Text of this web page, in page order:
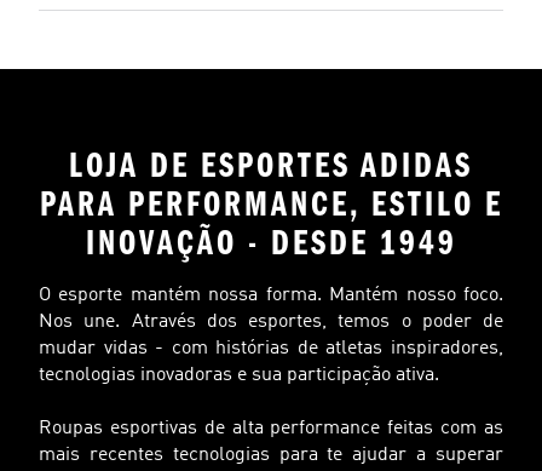
LOJA DE ESPORTES ADIDAS
PARA PERFORMANCE, ESTILO E
INOVAÇÃO - DESDE 1949
O esporte mantém nossa forma. Mantém nosso foco.
Nos une. Através dos esportes, temos o poder de
mudar vidas - com histórias de atletas inspiradores,
tecnologias inovadoras e sua participação ativa.
Roupas esportivas de alta performance feitas com as
mais recentes tecnologias para te ajudar a superar